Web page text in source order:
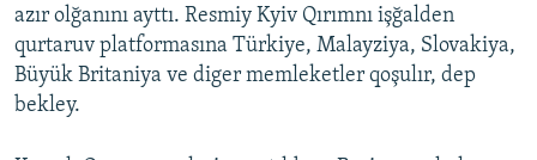
azır olğanını ayttı. Resmiy Kyiv Qırımnı işğalden
qurtaruv platformasına Türkiye, Malayziya, Slovakiya,
Büyük Britaniya ve diger memleketler qoşulır, dep
bekley.